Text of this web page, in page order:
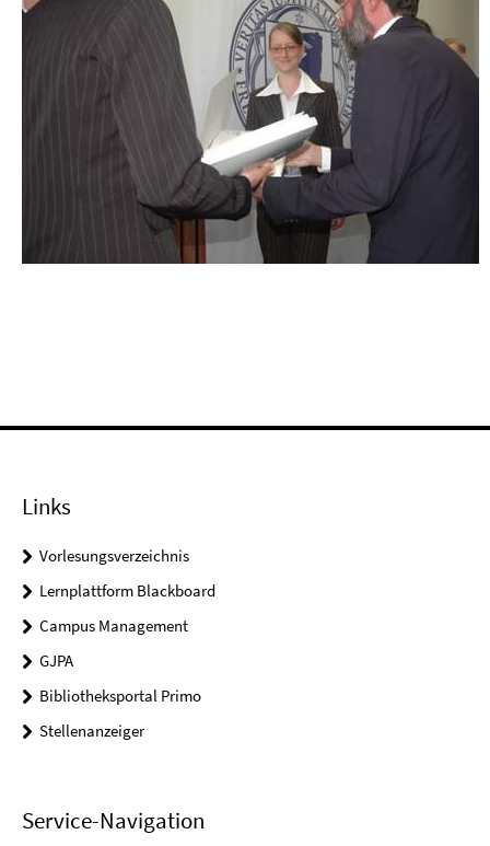
Links
Vorlesungsverzeichnis
Lernplattform Blackboard
Campus Management
GJPA
Bibliotheksportal Primo
Stellenanzeiger
Service-Navigation